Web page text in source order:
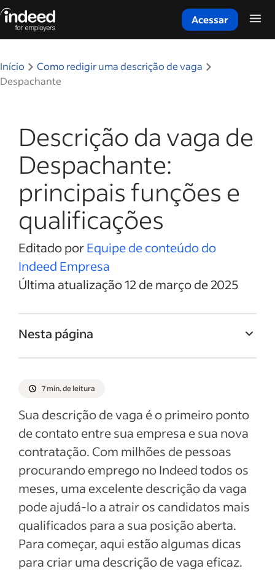
Acessar
Início
Como redigir uma descrição de vaga
Despachante
Descrição da vaga de
Despachante:
principais funções e
qualificações
Editado porEquipe de conteúdo do
Indeed Empresa
Última atualização 12 de março de 2025
Nesta página
Resumo da vaga de Despachante
Responsabilidades e deveres de
Despachante
Qualificações e habilidades de
Despachante
Exemplos de descrição da vaga
Ver mais
7 min. de leitura
Sua descrição de vaga é o primeiro ponto
de contato entre sua empresa e sua nova
contratação. Com milhões de pessoas
procurando emprego no Indeed todos os
meses, uma excelente descrição da vaga
pode ajudá-lo a atrair os candidatos mais
qualificados para a sua posição aberta.
Para começar, aqui estão algumas dicas
para criar uma descrição de vaga eficaz.